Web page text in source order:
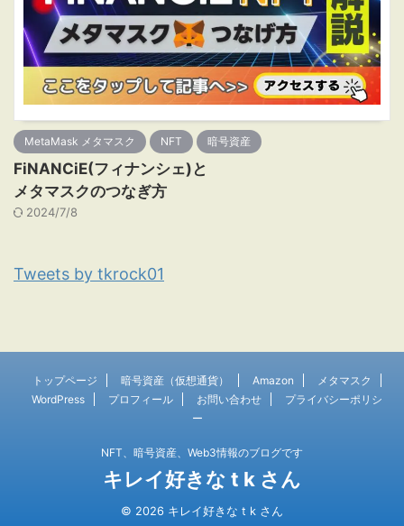
MetaMask メタマスク NFT 暗号資産
FiNANCiE(フィナンシェ)と
メタマスクのつなぎ方
2024/7/8
Tweets by tkrock01
トップページ 暗号資産（仮想通貨） Amazon
メタマスク
WordPress
プロフィール お問い合わせ
プライバシーポリシ
ー
NFT、暗号資産、Web3情報のブログです
キレイ好きな t k さん
© 2026 キレイ好きな t k さん